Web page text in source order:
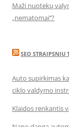
Maži nuotekų
„nematomai‘‘?
SEO STRAIPSNIU
Auto supirkimas
ciklo valdymo
Klaidos renkantis